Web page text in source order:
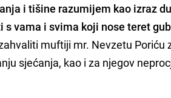
i tišine razumijem kao izraz
s vama i svima koji nose teret
muftiji mr. Nevzetu Poriću
sjećanja, kao i za njegov